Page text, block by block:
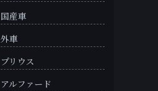
国産車
外車
プリウス
アルファード